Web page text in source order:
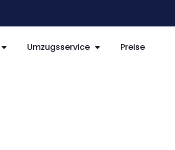
Umzugsservice Preise